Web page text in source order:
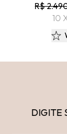
R$
10
DIGITE